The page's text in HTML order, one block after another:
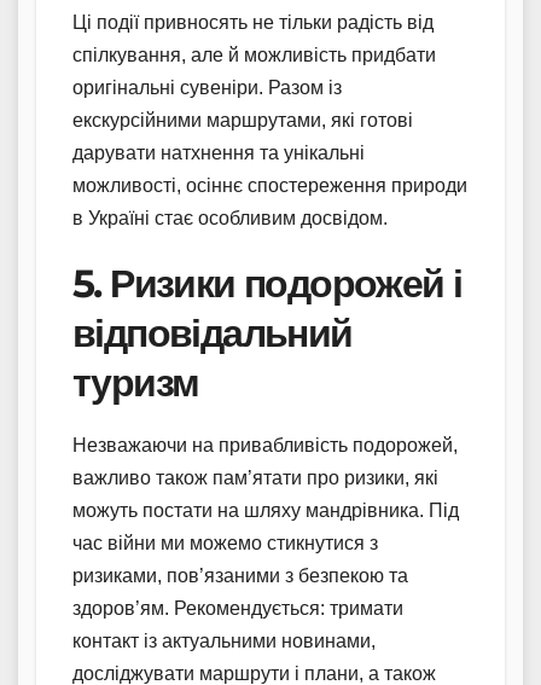
Ці події привносять не тільки радість від
спілкування, але й можливість придбати
оригінальні сувеніри. Разом із
екскурсійними маршрутами, які готові
дарувати натхнення та унікальні
можливості, осіннє спостереження природи
в Україні стає особливим досвідом.
5. Ризики подорожей і
відповідальний
туризм
Незважаючи на привабливість подорожей,
важливо також пам’ятати про ризики, які
можуть постати на шляху мандрівника. Під
час війни ми можемо стикнутися з
ризиками, пов’язаними з безпекою та
здоров’ям. Рекомендується: тримати
контакт із актуальними новинами,
досліджувати маршрути і плани, а також